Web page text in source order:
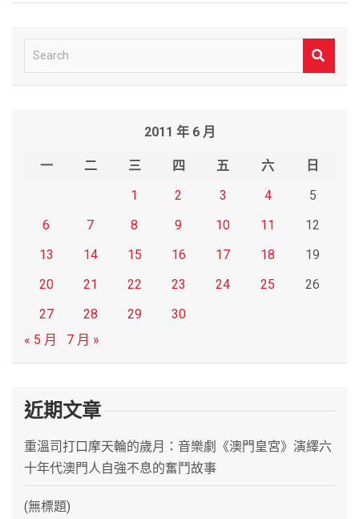
e
2011 年 6 月
一 二 三 四 五 六
日
1
2 3 4
5
6
7 8 9 10 11
12
13
14 15 16 17 18
19
20
21 22 23 24 25
26
27
28 29
30
« 5 月
7 月 »
近期文章
重溫司打口摩天輪的歲月：音樂劇《澳門皇宮》演繹六
十年代澳門人自強不息的奮鬥故事
(無標題)